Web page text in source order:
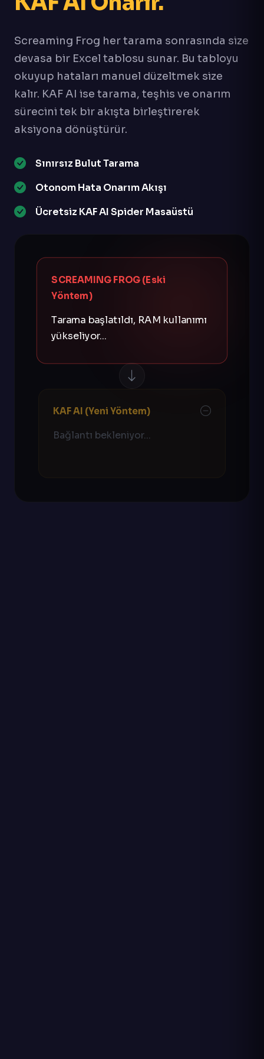
Screaming Frog her tarama sonrasında size
devasa bir Excel tablosu sunar. Bu tabloyu
okuyup hataları manuel düzeltmek size
kalır. KAF AI ise tarama, teşhis ve onarım
sürecini tek bir akışta birleştirerek
aksiyona dönüştürür.
Sınırsız Bulut Tarama
Otonom Hata Onarım Akışı
Ücretsiz KAF AI Spider Masaüstü
SCREAMING FROG (Eski
Yöntem)
Tarama başlatıldı, RAM kullanımı
yükseliyor...
KAF AI (Yeni Yöntem)
Bağlantı bekleniyor...